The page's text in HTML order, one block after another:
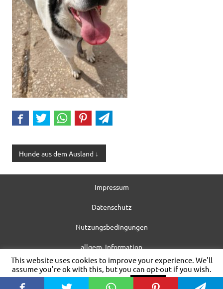
Hunde aus dem Ausland ↓
Impressum
Datenschutz
Nutzungsbedingungen
allgem. Information
WordPress-Theme: Dynamic News von ThemeZee.
This website uses cookies to improve your experience. We'll
assume you're ok with this, but you can opt-out if you wish.
Cookie settings
ACCEPT